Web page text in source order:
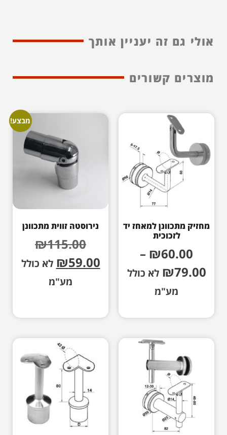
אולי גם זה יעניין אותך
מוצרים קשורים
מחזיק מתכוונן למאחז יד
לזכוכית
₪60.00
–
₪79.00
לא כולל
מע"מ
מבצע!
נירוסטה זווית מתכוונן
₪115.00
₪59.00
לא כולל
מע"מ